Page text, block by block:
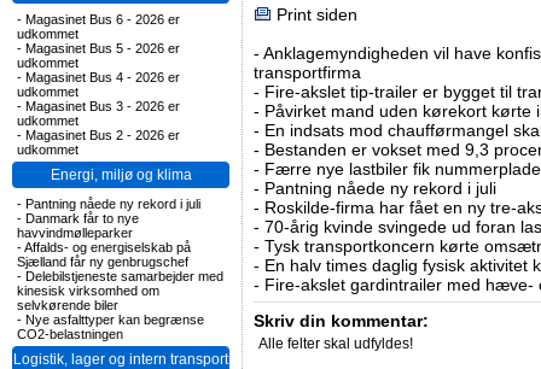
- Magasinet Bus 6 - 2026 er
udkommet
- Magasinet Bus 5 - 2026 er
udkommet
- Magasinet Bus 4 - 2026 er
udkommet
- Magasinet Bus 3 - 2026 er
udkommet
- Magasinet Bus 2 - 2026 er
udkommet
Energi, miljø og klima
- Pantning nåede ny rekord i juli
- Danmark får to nye
havvindmølleparker
-Affalds- og energiselskab på
Sjælland får ny genbrugschef
- Delebilstjeneste samarbejder med
kinesisk virksomhed om
selvkørende biler
- Nye asfalttyper kan begrænse
CO2-belastningen
Logistik, lager og intern transport
Print siden
- Anklagemyndigheden vil have
transportfirma
- Fire-akslet tip-trailer er bygget til
- Påvirket mand uden kørekort kørte
- En indsats mod chaufførmangel
- Bestanden er vokset med 9,3
- Færre nye lastbiler fik
- Pantning nåede ny rekord i juli
- Roskilde-firma har fået en ny tre-
- 70-årig kvinde svingede ud foran
- Tysk transportkoncern kørte
- En halv times daglig fysisk aktivitet
- Fire-akslet gardintrailer med hæve-
Skriv din kommentar:
Alle felter skal udfyldes!